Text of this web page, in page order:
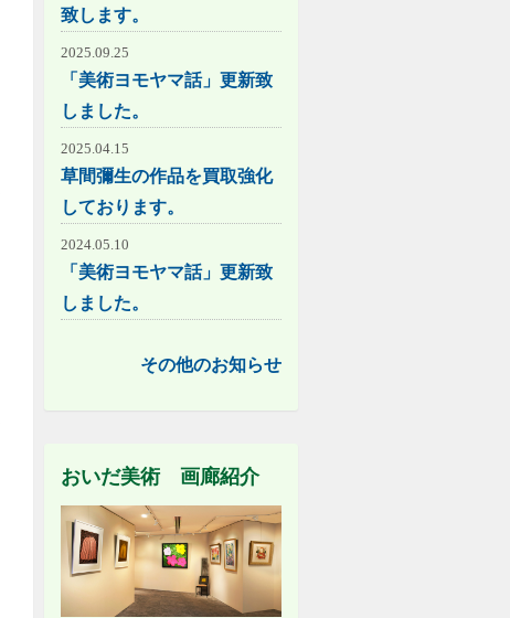
致します。
2025.09.25
「美術ヨモヤマ話」更新致
しました。
2025.04.15
草間彌生の作品を買取強化
しております。
2024.05.10
「美術ヨモヤマ話」更新致
しました。
その他のお知らせ
おいだ美術 画廊紹介